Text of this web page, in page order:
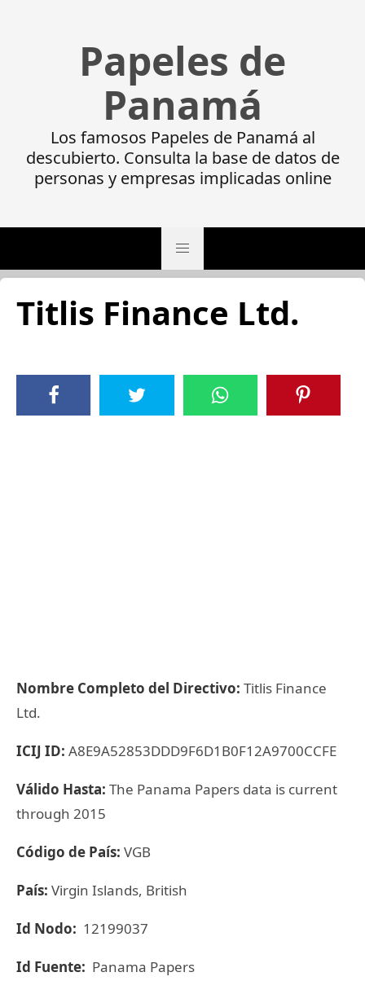
Papeles de
Panamá
Los famosos Papeles de Panamá al
descubierto. Consulta la base de datos de
personas y empresas implicadas online
Titlis Finance Ltd.
Nombre Completo del Directivo: Titlis Finance
Ltd.
ICIJ ID: A8E9A52853DDD9F6D1B0F12A9700CCFE
Válido Hasta: The Panama Papers data is current
through 2015
Código de País: VGB
País: Virgin Islands, British
Id Nodo: 12199037
Id Fuente: Panama Papers